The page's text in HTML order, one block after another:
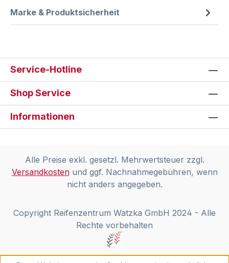
Marke & Produktsicherheit
Service-Hotline
Shop Service
Informationen
Alle Preise exkl. gesetzl. Mehrwertsteuer zzgl.
Versandkostenund ggf. Nachnahmegebühren, wenn
nicht anders angegeben.
Copyright Reifenzentrum Watzka GmbH 2024 - Alle
Rechte vorbehalten